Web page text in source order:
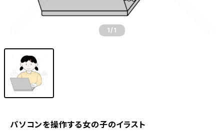
1 /1
パソコンを操作する女の子のイラスト